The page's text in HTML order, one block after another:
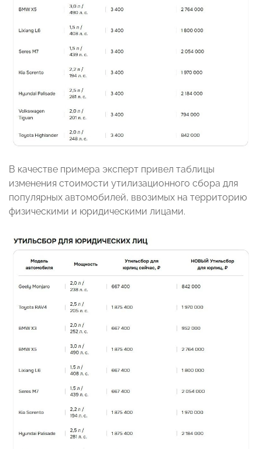
В качестве примера эксперт привел таблицы
изменения стоимости утилизационного сбора для
популярных автомобилей, ввозимых на территорию
физическими и юридическими лицами.